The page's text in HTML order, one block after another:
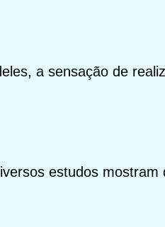
a sensação de
estudos